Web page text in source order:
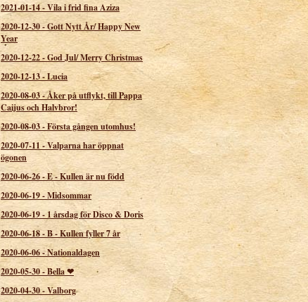
2021-01-14-Vila i frid fina Aziza
2020-12-30-Gott Nytt År/ Happy New
Year
2020-12-22-God Jul/ Merry Christmas
2020-12-13-Lucia
2020-08-03-Åker på utflykt, till Pappa
Caijus och Halvbror!
2020-08-03-Första gången utomhus!
2020-07-11-Valparna har öppnat
ögonen
2020-06-26-E - Kullen är nu född
2020-06-19-Midsommar
2020-06-19- 1 årsdag för Disco & Doris
2020-06-18-B - Kullen fyller 7 år
2020-06-06-Nationaldagen
2020-05-30-Bella ❤
2020-04-30-Valborg